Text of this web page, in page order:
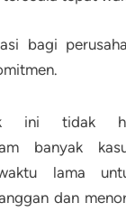
bagi
ini tidak
banyak
lama
dan